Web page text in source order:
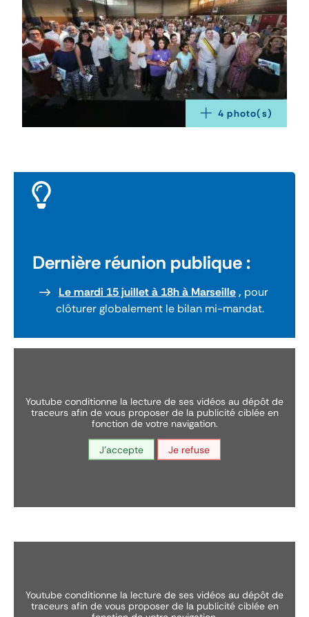
4 photo(s)
Dernière réunion publique :
Le mardi 15 juillet à 18h à Marseille, pour
clôturer globalement le bilan mi-mandat.
youtube conditionne la lecture de ses vidéos au dépôt de
traceurs afin de vous proposer de la publicité ciblée en
fonction de votre navigation.
J'accepte Je refuse
youtube conditionne la lecture de ses vidéos au dépôt de
traceurs afin de vous proposer de la publicité ciblée en